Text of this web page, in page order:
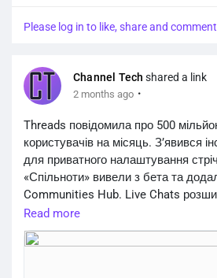
Please log in to like, share and
Channel Tech shared a link
2 months ago ·
Threads повідомила про 500
користувачів на місяць. З’явився
для приватного налаштування
«Спільноти» вивели з бета та
Communities Hub. Live Chats
обговорень у реальному часі.
100 млн користувачів менш ніж за
https://channeltech.space/social/
Read more